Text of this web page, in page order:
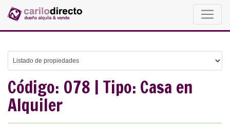
Código: 078 | Tipo: Casa en
Alquiler